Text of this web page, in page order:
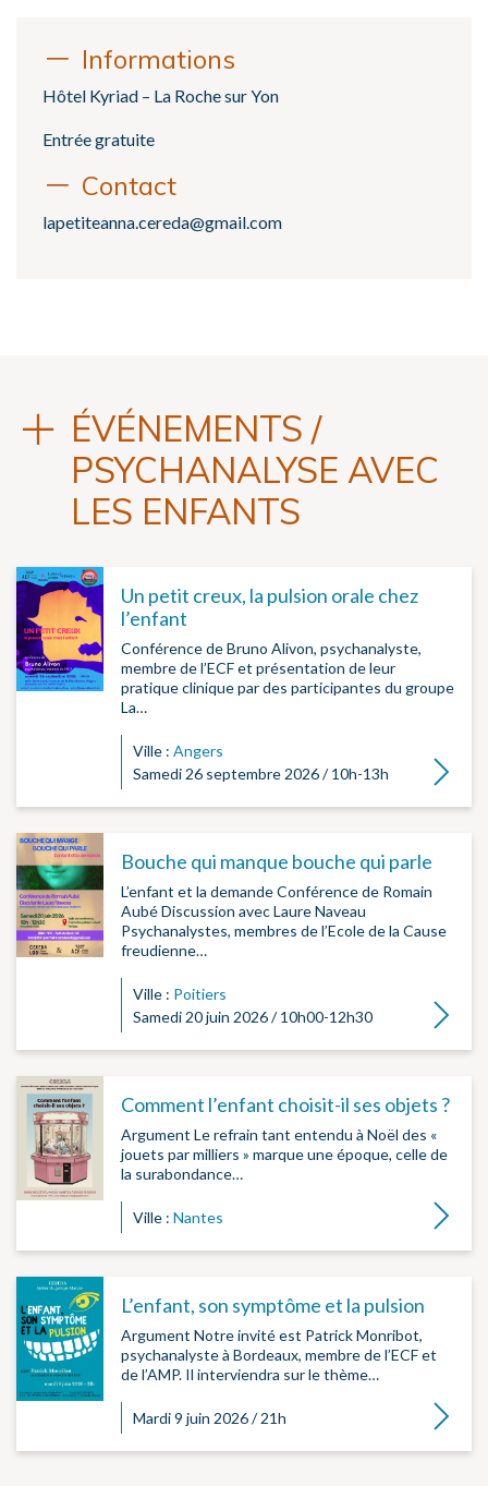
Informations
Hôtel Kyriad – La Roche sur Yon
Entrée gratuite
Contact
lapetiteanna.cereda@gmail.com
ÉVÉNEMENTS /
PSYCHANALYSE AVEC
LES ENFANTS
Un petit creux, la pulsion orale chez
l’enfant
Conférence de Bruno Alivon, psychanalyste,
membre de l’ECF et présentation de leur
pratique clinique par des participantes du groupe
La…
Ville : Angers
Samedi 26 septembre 2026 / 10h-13h
Lire la
Bouche qui manque bouche qui parle
L’enfant et la demande Conférence de Romain
Aubé Discussion avec Laure Naveau
Psychanalystes, membres de l’Ecole de la Cause
freudienne…
Ville : Poitiers
Samedi 20 juin 2026 / 10h00-12h30
Lire la
Comment l’enfant choisit-il ses objets ?
Argument Le refrain tant entendu à Noël des «
jouets par milliers » marque une époque, celle de
la surabondance…
Ville : Nantes Lire la
L’enfant, son symptôme et la pulsion
Argument Notre invité est Patrick Monribot,
psychanalyste à Bordeaux, membre de l’ECF et
de l’AMP. Il interviendra sur le thème…
Mardi 9 juin 2026 / 21h Lire la